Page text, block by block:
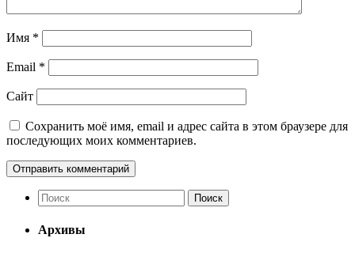
Имя *
Email *
Сайт
Сохранить моё имя, email и адрес сайта в этом браузере для
последующих моих комментариев.
Архивы